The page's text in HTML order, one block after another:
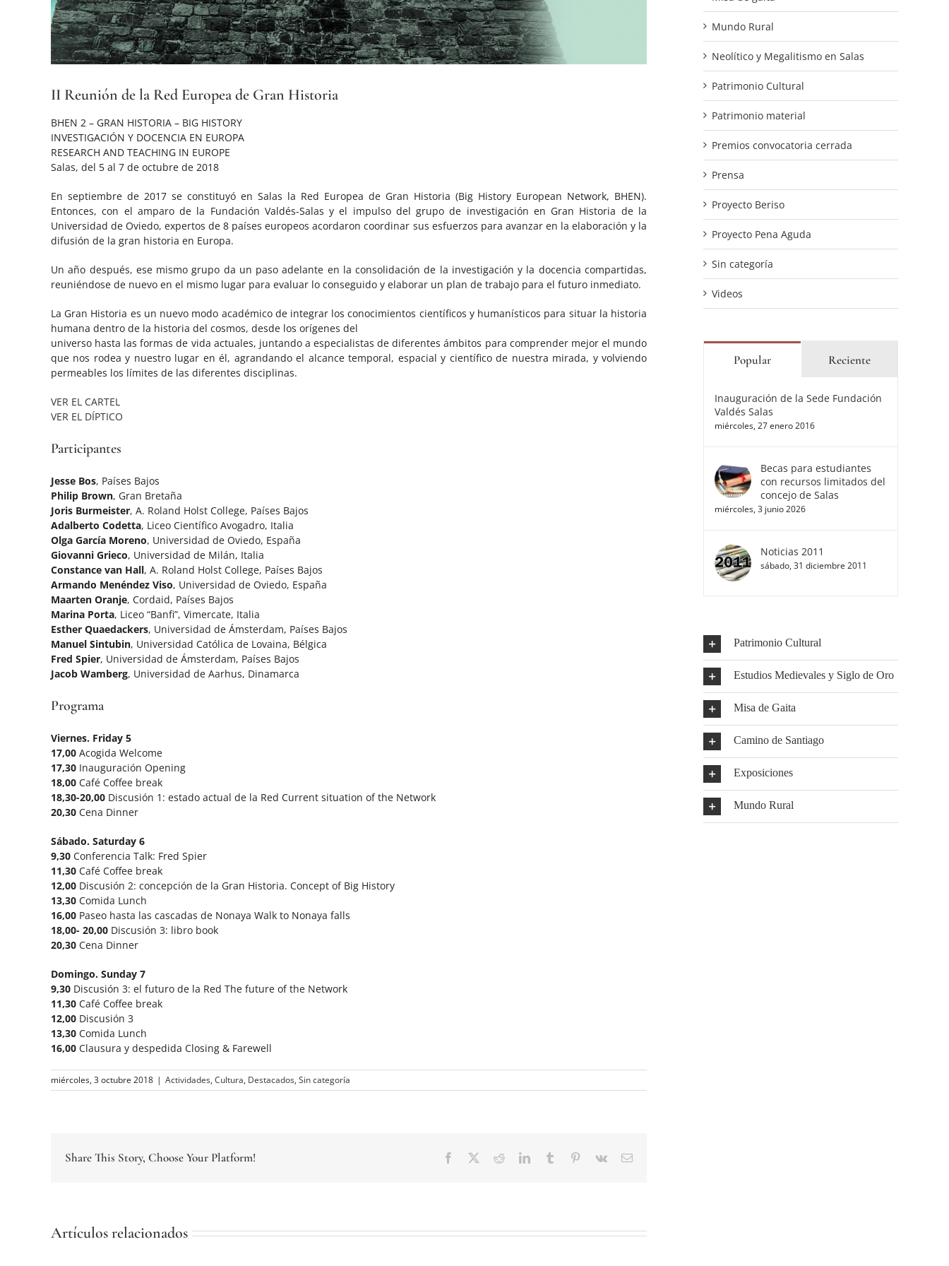
II Reunión de la Red Europea de Gran Historia
BHEN 2 – GRAN HISTORIA – BIG HISTORY
INVESTIGACIÓN Y DOCENCIA EN EUROPA
RESEARCH AND TEACHING IN EUROPE
Salas, del 5 al 7 de octubre de 2018
En septiembre de 2017 se constituyó en Salas la Red Europea de Gran Historia (Big History European Network, BHEN).
Entonces, con el amparo de la Fundación Valdés-Salas y el impulso del grupo de investigación en Gran Historia de la
Universidad de Oviedo, expertos de 8 países europeos acordaron coordinar sus esfuerzos para avanzar en la elaboración y la
difusión de la gran historia en Europa.
Un año después, ese mismo grupo da un paso adelante en la consolidación de la investigación y la docencia compartidas,
reuniéndose de nuevo en el mismo lugar para evaluar lo conseguido y elaborar un plan de trabajo para el futuro inmediato.
La Gran Historia es un nuevo modo académico de integrar los conocimientos científicos y humanísticos para situar la historia
humana dentro de la historia del cosmos, desde los orígenes del
universo hasta las formas de vida actuales, juntando a especialistas de diferentes ámbitos para comprender mejor el mundo
que nos rodea y nuestro lugar en él, agrandando el alcance temporal, espacial y científico de nuestra mirada, y volviendo
permeables los límites de las diferentes disciplinas.
VER EL CARTEL
VER EL DÍPTICO
Participantes
Jesse Bos, Países Bajos
Philip Brown, Gran Bretaña
Joris Burmeister, A. Roland Holst College, Países Bajos
Adalberto Codetta, Liceo Científico Avogadro, Italia
Olga García Moreno, Universidad de Oviedo, España
Giovanni Grieco, Universidad de Milán, Italia
Constance van Hall, A. Roland Holst College, Países Bajos
Armando Menéndez Viso, Universidad de Oviedo, España
Maarten Oranje, Cordaid, Países Bajos
Marina Porta, Liceo “Banfi”, Vimercate, Italia
Esther Quaedackers, Universidad de Ámsterdam, Países Bajos
Manuel Sintubin, Universidad Católica de Lovaina, Bélgica
Fred Spier, Universidad de Ámsterdam, Países Bajos
Jacob Wamberg, Universidad de Aarhus, Dinamarca
Programa
Viernes. Friday 5
17,00 Acogida Welcome
17,30 Inauguración Opening
18,00 Café Coffee break
18,30-20,00 Discusión 1: estado actual de la Red Current situation of the Network
20,30 Cena Dinner
Sábado. Saturday 6
9,30 Conferencia Talk: Fred Spier
11,30 Café Coffee break
12,00 Discusión 2: concepción de la Gran Historia. Concept of Big History
13,30 Comida Lunch
16,00 Paseo hasta las cascadas de Nonaya Walk to Nonaya falls
18,00- 20,00 Discusión 3: libro book
20,30 Cena Dinner
Domingo. Sunday 7
9,30 Discusión 3: el futuro de la Red The future of the Network
11,30 Café Coffee break
12,00 Discusión 3
13,30 Comida Lunch
16,00 Clausura y despedida Closing & Farewell
miércoles, 3 octubre 2018 | Actividades, Cultura, Destacados, Sin categoría
Share This Story, Choose Your Platform! Facebook
TwitterRedditLinkedInTumblr Pinterest
Vk
Correo
Artículos relacionados
Mundo Rural
Neolítico y Megalitismo en Salas
Patrimonio Cultural
Patrimonio material
Premios convocatoria cerrada
Prensa
Proyecto Beriso
Proyecto Pena Aguda
Sin categoría
Videos
Popular Reciente
Inauguración de la Sede Fundación
Valdés Salas
miércoles, 27 enero 2016
Becas para estudiantes
con recursos limitados del
concejo de Salas
miércoles, 3 junio 2026
Noticias 2011
sábado, 31 diciembre 2011
Patrimonio Cultural
Estudios Medievales y Siglo de Oro
Misa de Gaita
Camino de Santiago
Exposiciones
Mundo Rural